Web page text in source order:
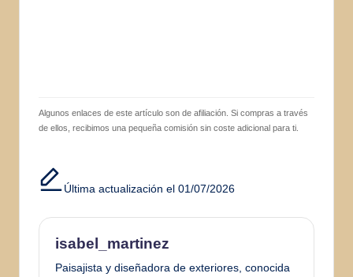
Algunos enlaces de este artículo son de afiliación. Si compras a través
de ellos, recibimos una pequeña comisión sin coste adicional para ti.
Última actualización el 01/07/2026
isabel_martinez
Paisajista y diseñadora de exteriores, conocida